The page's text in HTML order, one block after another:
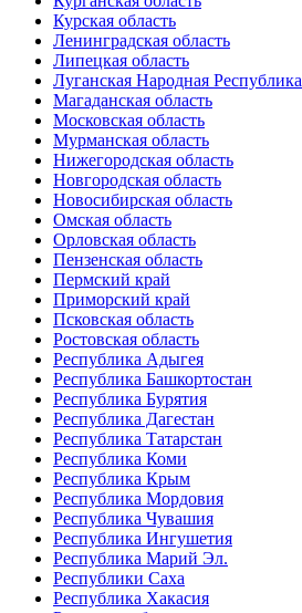
Курская область
Ленинградская область
Липецкая область
Луганская Народная Республика
Магаданская область
Московская область
Мурманская область
Нижегородская область
Новгородская область
Новосибирская область
Омская область
Орловская область
Пензенская область
Пермский край
Приморский край
Псковская область
Ростовская область
Республика Адыгея
Республика Башкортостан
Республика Бурятия
Республика Дагестан
Республика Татарстан
Республика Коми
Республика Крым
Республика Мордовия
Республика Чувашия
Республика Ингушетия
Республика Марий Эл.
Республики Саха
Республика Хакасия